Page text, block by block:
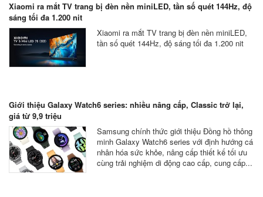
Xiaomi ra mắt TV trang bị đèn nền miniLED, tần số quét 144Hz, độ
sáng tối đa 1.200 nit
Xiaomi ra mắt TV trang bị đèn nền miniLED,
tần số quét 144Hz, độ sáng tối đa 1.200 nit
Giới thiệu Galaxy Watch6 series: nhiều nâng cấp, Classic trở lại,
giá từ 9,9 triệu
Samsung chính thức giới thiệu Đồng hồ thông
minh Galaxy Watch6 series với định hướng cá
nhân hóa sức khỏe, nâng cấp thiết kế tối ưu
cùng trải nghiệm di động cao cấp, cung cấp...